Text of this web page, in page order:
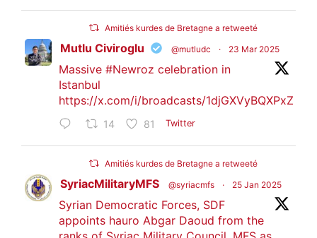
Amitiés kurdes de Bretagne a retweeté
Mutlu Civiroglu @mutludc · 23 Mar 2025
Massive #Newroz celebration in
Istanbul
https://x.com/i/broadcasts/1djGXVyBQXPxZ
14 81 Twitter
Amitiés kurdes de Bretagne a retweeté
SyriacMilitaryMFS @syriacmfs · 25 Jan 2025
Syrian Democratic Forces, SDF
appoints hauro Abgar Daoud from the